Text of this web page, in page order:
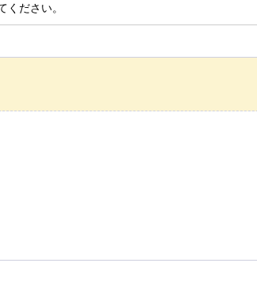
ださい。